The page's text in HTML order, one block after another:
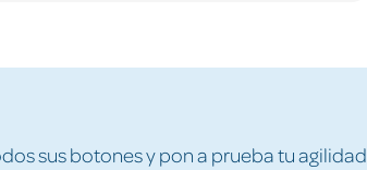
sus botones y pon a prueba tu agilidad